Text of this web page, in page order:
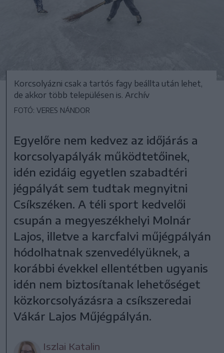
Korcsolyázni csak a tartós fagy beállta után lehet,
de akkor több településen is. Archív
FOTÓ: VERES NÁNDOR
Egyelőre nem kedvez az időjárás a
korcsolyapályák működtetőinek,
idén ezidáig egyetlen szabadtéri
jégpályát sem tudtak megnyitni
Csíkszéken. A téli sport kedvelői
csupán a megyeszékhelyi Molnár
Lajos, illetve a karcfalvi műjégpályán
hódolhatnak szenvedélyüknek, a
korábbi évekkel ellentétben ugyanis
idén nem biztosítanak lehetőséget
közkorcsolyázásra a csíkszeredai
Vákár Lajos Műjégpályán.
Iszlai Katalin